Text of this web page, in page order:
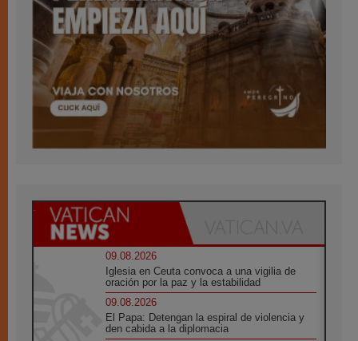
09.08.2026
Iglesia en Ceuta convoca a una vigilia de
oración por la paz y la estabilidad
09.08.2026
El Papa: Detengan la espiral de violencia y
den cabida a la diplomacia